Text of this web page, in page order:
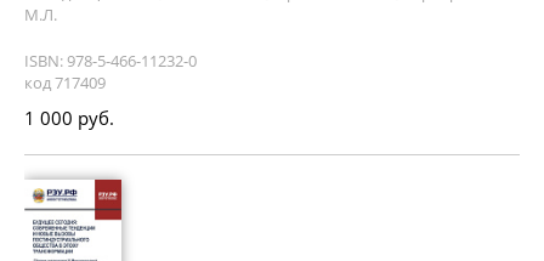
М.Л.
ISBN: 978-5-466-11232-0
код 717409
1 000 руб.